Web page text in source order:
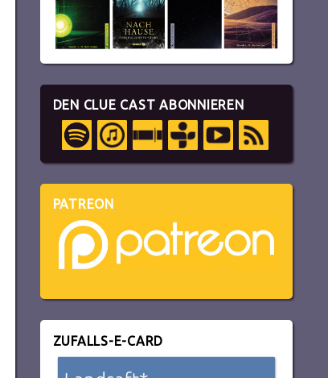
DEN CLUE CAST ABONNIEREN
PATREON
ZUFALLS-E-CARD